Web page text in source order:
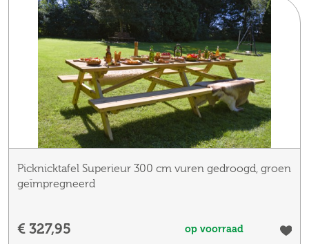
Picknicktafel Superieur 300 cm vuren gedroogd, groen
geïmpregneerd
€ 327,95 op voorraad